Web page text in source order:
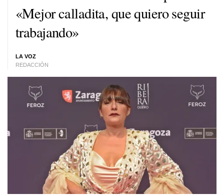
«Mejor calladita, que quiero seguir
trabajando»
LA VOZ
REDACCIÓN